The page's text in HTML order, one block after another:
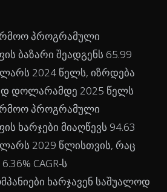
პროგრამული
ბაზარი შეადგენს 65.99
2024 წელს, იზრდება
დოლარამდე 2025 წელს
პროგრამული
ხარჯები მიაღწევს 94.63
2029 წლისთვის, რაც
CAGR-ს
ხარჯავენ საშუალოდ